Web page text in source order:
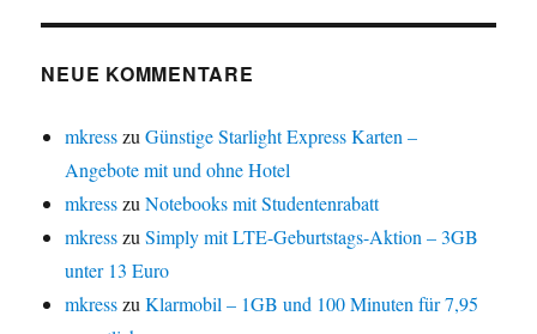
Beiträge
SEIT E
NEUE KOMMENTARE
mkresszuGünstige Starlight Express Karten –
Angebote mit und ohne Hotel
mkresszuNotebooks mit Studentenrabatt
mkresszuSimply mit LTE-Geburtstags-Aktion – 3GB
unter 13 Euro
mkresszuKlarmobil – 1GB und 100 Minuten für 7,95